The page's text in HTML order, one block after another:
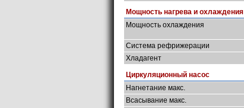
Мощность нагрева и охлаждения
Мощность охлаждения
Система рефрижерации
Хладагент
Циркуляционный насос
Нагнетание макс.
Всасывание макс.